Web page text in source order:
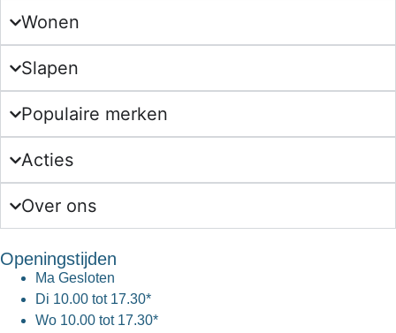
Wonen
Slapen
Populaire merken
Acties
Over ons
Openingstijden
Ma Gesloten
Di 10.00 tot 17.30*
Wo 10.00 tot 17.30*